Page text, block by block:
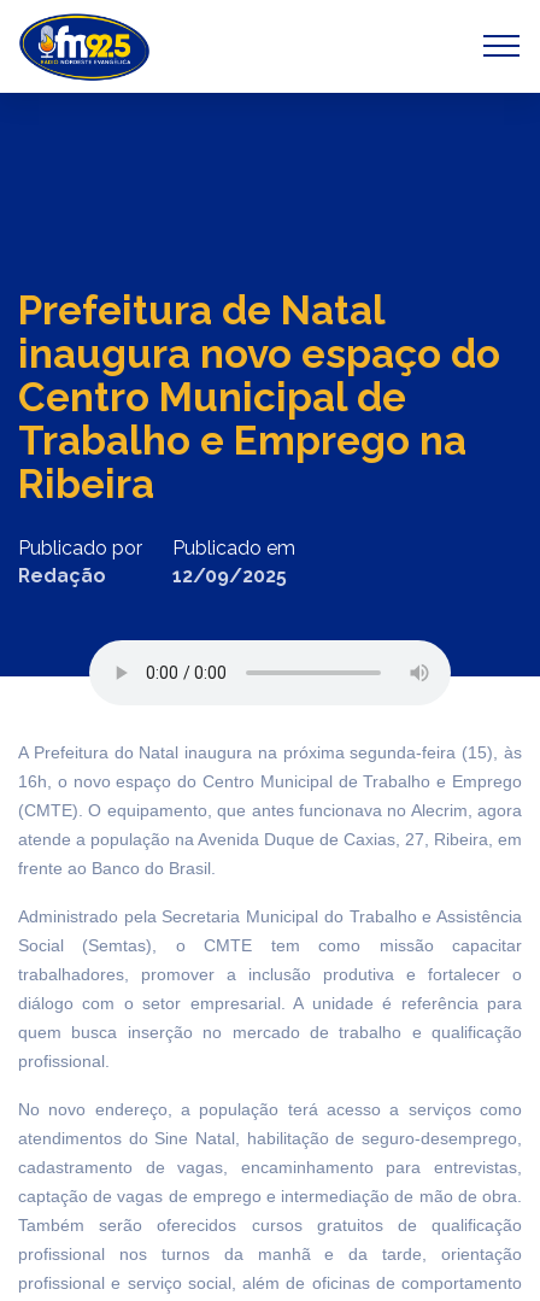
Previous Next
Prefeitura de Natal
inaugura novo espaço do
Centro Municipal de
Trabalho e Emprego na
Ribeira
Publicado por
Redação
Publicado em
12/09/2025
A Prefeitura do Natal inaugura na próxima segunda-feira (15), às
16h, o novo espaço do Centro Municipal de Trabalho e Emprego
(CMTE). O equipamento, que antes funcionava no Alecrim, agora
atende a população na Avenida Duque de Caxias, 27, Ribeira, em
frente ao Banco do Brasil.
Administrado pela Secretaria Municipal do Trabalho e Assistência
Social (Semtas), o CMTE tem como missão capacitar
trabalhadores, promover a inclusão produtiva e fortalecer o
diálogo com o setor empresarial. A unidade é referência para
quem busca inserção no mercado de trabalho e qualificação
profissional.
No novo endereço, a população terá acesso a serviços como
atendimentos do Sine Natal, habilitação de seguro-desemprego,
cadastramento de vagas, encaminhamento para entrevistas,
captação de vagas de emprego e intermediação de mão de obra.
Também serão oferecidos cursos gratuitos de qualificação
profissional nos turnos da manhã e da tarde, orientação
profissional e serviço social, além de oficinas de comportamento